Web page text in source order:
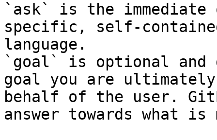
`ask` is the
specific, self-
language.
`goal` is optional and
goal you are
behalf of the user.
answer towards what